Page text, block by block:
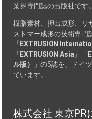
業界専門誌の出版社です。
樹脂素材、押出成形、リ
ストマー成形の技術専門
「 EXTRUSION
「 EXTRUSION Asia 」「
ル版）
」の5誌を、ドイ
ています。
株式会社 東京PR